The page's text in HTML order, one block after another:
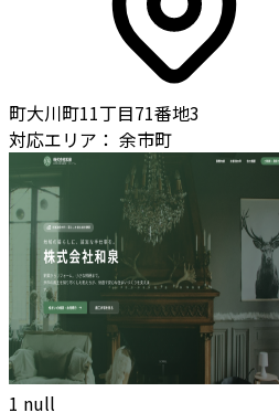
町大川町11丁目71番地3
対応エリア： 余市町
1 null